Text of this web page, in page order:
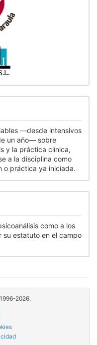
—desde intensivos
un año— sobre
y la práctica clínica,
a la disciplina como
o práctica ya iniciada.
como a los
estatuto en el campo
2026.